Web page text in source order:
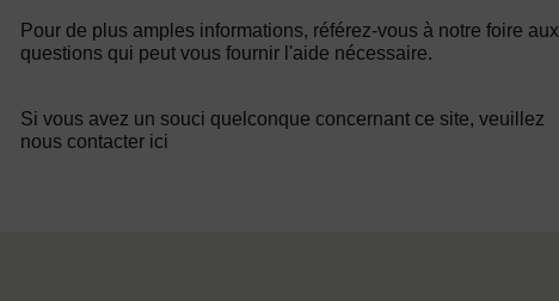
Pour de plus amples informations, référez-vous à notre foire aux
questions qui peut vous fournir l'aide nécessaire.
Si vous avez un souci quelconque concernant ce site, veuillez
nous contacter ici